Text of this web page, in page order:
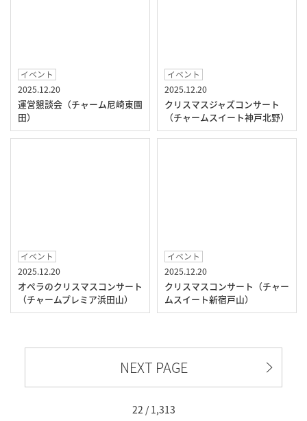
イベント
2025.12.20
運営懇談会（チャーム尼崎東園
田）
イベント
2025.12.20
クリスマスジャズコンサート
（チャームスイート神戸北野）
イベント
2025.12.20
オペラのクリスマスコンサート
（チャームプレミア浜田山）
イベント
2025.12.20
クリスマスコンサート（チャー
ムスイート新宿戸山）
NEXT PAGE
22 / 1,313